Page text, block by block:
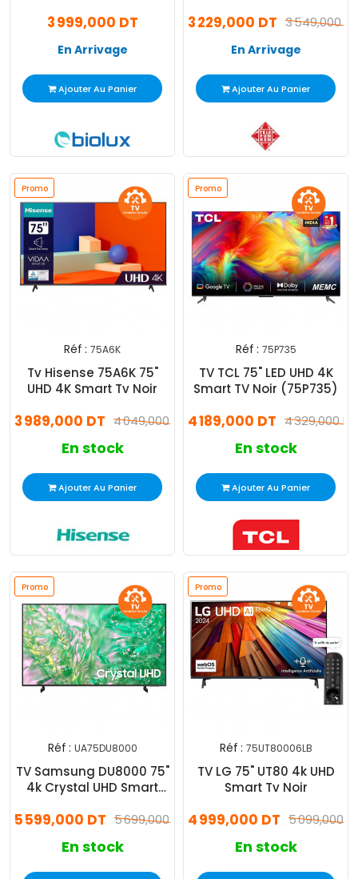
3 999,000 DT
En Arrivage
Ajouter Au Panier
3 549,000
3 229,000 DT
En Arrivage
Ajouter Au Panier
Promo
Réf : 75A6K
Tv Hisense 75A6K 75"
UHD 4K Smart Tv Noir
4 049,000 DT
3 989,000 DT
En stock
Ajouter Au Panier
Promo
Réf : 75P735
TV TCL 75" LED UHD 4K
Smart TV Noir (75P735)
4 329,000 DT
4 189,000 DT
En stock
Ajouter Au Panier
Promo
Réf : UA75DU8000
TV Samsung DU8000 75"
4k Crystal UHD Smart
5 699,000 DT
5 599,000 DT
En stock
Promo
Réf : 75UT80006LB
TV LG 75" UT80 4k UHD
Smart Tv Noir
5 099,000
4 999,000 DT
En stock